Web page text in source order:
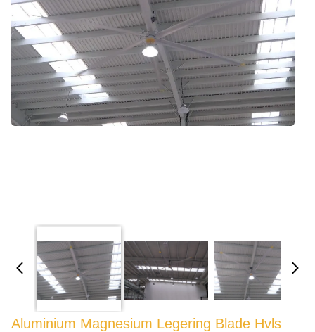
Aluminium Magnesium Legering Blade Hvls